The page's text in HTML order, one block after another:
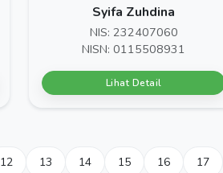
Syifa Zuhdina
NIS: 232407060
NISN: 0115508931
Lihat Detail
12 13 14 15 16 17